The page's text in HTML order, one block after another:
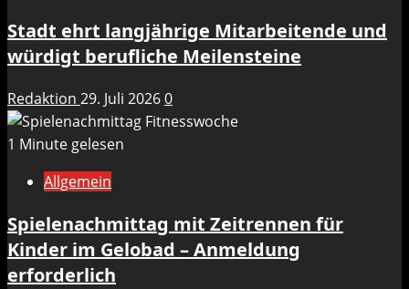
Stadt ehrt langjährige Mitarbeitende und
würdigt berufliche Meilensteine
Redaktion 29. Juli 20260
1 Minute gelesen
Allgemein
Spielenachmittag mit Zeitrennen für
Kinder im Gelobad – Anmeldung
erforderlich